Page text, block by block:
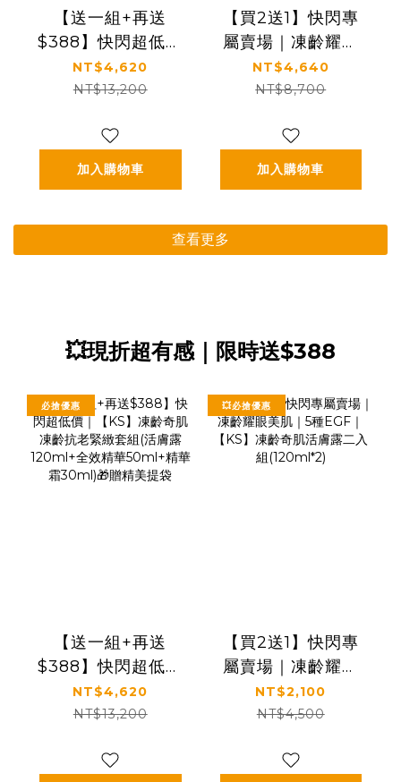
【送一組+再送
$388】快閃超低價
｜【KS】凍齡奇肌
凍齡抗老緊緻套組
效精華50ml+精華
霜30ml)🎁贈精美
提袋
NT$4,620
NT$13,200
加入購物車
【買2送1】快閃專
屬賣場｜凍齡耀眼
美肌｜5種EGF｜
【KS】凍齡奇肌精
(30ml*2)
NT$4,640
NT$8,700
加入購物車
查看更多
💥現折超有感｜限時送$388
必搶優惠
【送一組+再送
$388】快閃超低價
｜【KS】凍齡奇肌
凍齡抗老緊緻套組
效精華50ml+精華
NT$4,620
NT$13,200
💥必搶優惠
【買2送1】快閃專
屬賣場｜凍齡耀眼
美肌｜5種EGF｜
【KS】凍齡奇肌活
(120ml*2)
NT$2,100
NT$4,500